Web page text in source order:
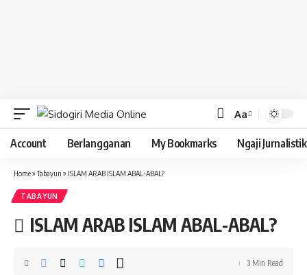
Font
Resizer
Aa
Account Berlangganan My Bookmarks Ngaji Jurnalistik
Home»Tabayun » ISLAM ARAB ISLAM ABAL-ABAL?
TABAYUN
ISLAM ARAB ISLAM ABAL-ABAL?
3 Min Read